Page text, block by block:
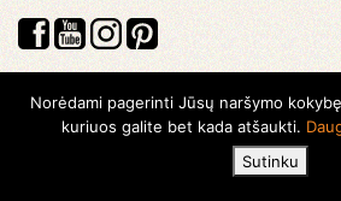
Visos teisės saugomos © 2026 Kauno
biblioteka
Norėdami pagerinti Jūsų naršymo
kuriuos galite bet kada atšaukti.
Sutinku